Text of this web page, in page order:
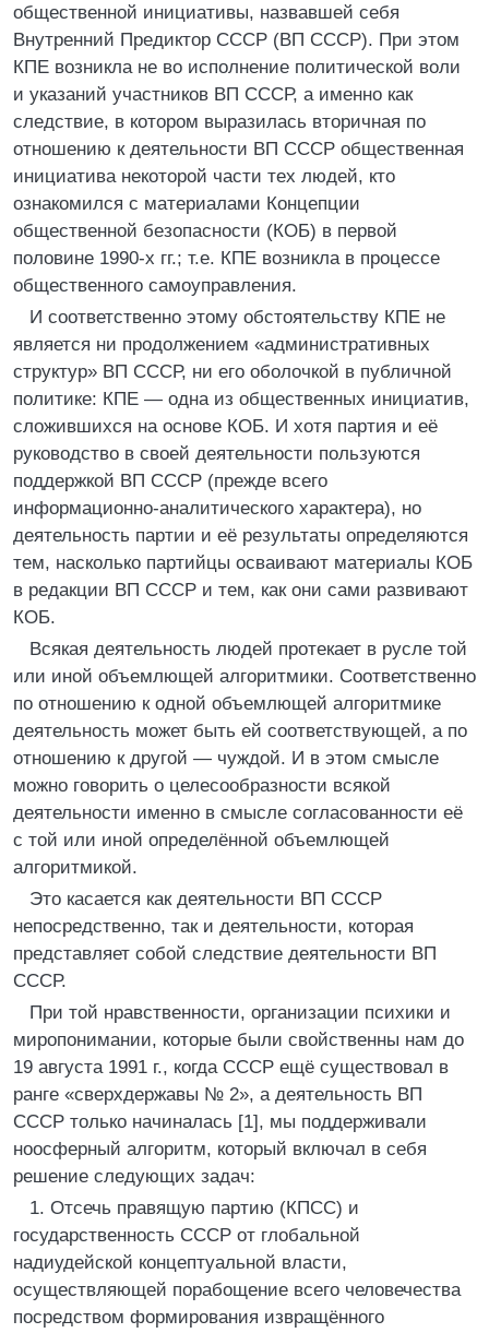
общественной инициативы, назвавшей себя
Внутренний Предиктор СССР (ВП СССР). При этом
КПЕ возникла не во исполнение политической воли
и указаний участников ВП СССР, а именно как
следствие, в котором выразилась вторичная по
отношению к деятельности ВП СССР общественная
инициатива некоторой части тех людей, кто
ознакомился с материалами Концепции
общественной безопасности (КОБ) в первой
половине 1990-х гг.; т.е. КПЕ возникла в процессе
общественного самоуправления.
И соответственно этому обстоятельству КПЕ не
является ни продолжением «административных
структур» ВП СССР, ни его оболочкой в публичной
политике: КПЕ — одна из общественных инициатив,
сложившихся на основе КОБ. И хотя партия и её
руководство в своей деятельности пользуются
поддержкой ВП СССР (прежде всего
информационно-аналитического характера), но
деятельность партии и её результаты определяются
тем, насколько партийцы осваивают материалы КОБ
в редакции ВП СССР и тем, как они сами развивают
КОБ.
Всякая деятельность людей протекает в русле той
или иной объемлющей алгоритмики. Соответственно
по отношению к одной объемлющей алгоритмике
деятельность может быть ей соответствующей, а по
отношению к другой — чуждой. И в этом смысле
можно говорить о целесообразности всякой
деятельности именно в смысле согласованности её
с той или иной определённой объемлющей
алгоритмикой.
Это касается как деятельности ВП СССР
непосредственно, так и деятельности, которая
представляет собой следствие деятельности ВП
СССР.
При той нравственности, организации психики и
миропонимании, которые были свойственны нам до
19 августа 1991 г., когда СССР ещё существовал в
ранге «сверхдержавы № 2», а деятельность ВП
СССР только начиналась [1], мы поддерживали
ноосферный алгоритм, который включал в себя
решение следующих задач:
1. Отсечь правящую партию (КПСС) и
государственность СССР от глобальной
надиудейской концептуальной власти,
осуществляющей порабощение всего человечества
посредством формирования извращённого